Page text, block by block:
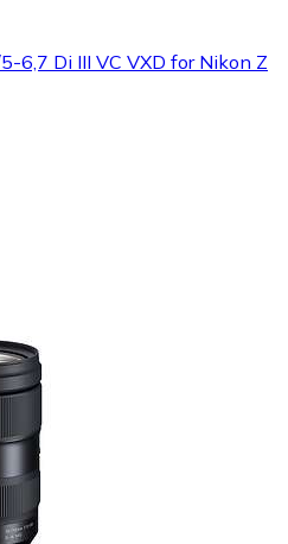
6,7 Di III VC VXD for Nikon Z